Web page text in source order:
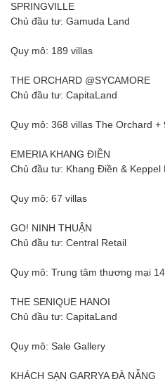
SPRINGVILLE
Chủ đầu tư: Gamuda Land
Quy mô: 189 villas
THE ORCHARD @SYCAMORE
Chủ đầu tư: CapitaLand
Quy mô: 368 villas The Orchard +
EMERIA KHANG ĐIỀN
Chủ đầu tư: Khang Điền & Keppel
Quy mô: 67 villas
GO! NINH THUẬN
Chủ đầu tư: Central Retail
Quy mô: Trung tâm thương mại
THE SENIQUE HANOI
Chủ đầu tư: CapitaLand
Quy mô: Sale Gallery
KHÁCH SẠN GARRYA ĐÀ NẴNG